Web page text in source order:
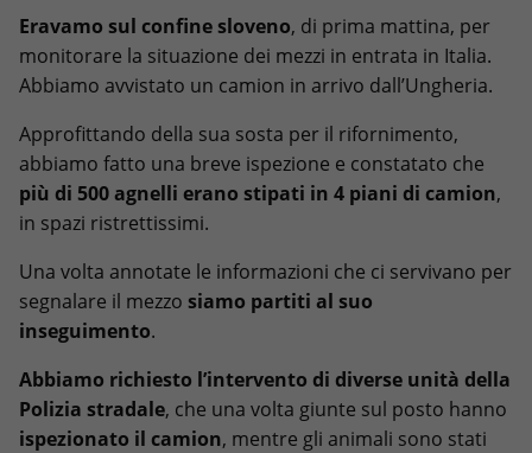
Eravamo sul confine sloveno, di prima mattina, per
monitorare la situazione dei mezzi in entrata in Italia.
Abbiamo avvistato un camion in arrivo dall’Ungheria.
Approfittando della sua sosta per il rifornimento,
abbiamo fatto una breve ispezione e constatato che
più di 500 agnelli erano stipati in 4 piani di camion,
in spazi ristrettissimi.
Una volta annotate le informazioni che ci servivano per
segnalare il mezzo siamo partiti al suo
inseguimento.
Abbiamo richiesto l’intervento di diverse unità della
Polizia stradale, che una volta giunte sul posto hanno
ispezionato il camion, mentre gli animali sono stati